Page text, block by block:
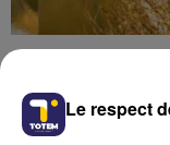
Le respect